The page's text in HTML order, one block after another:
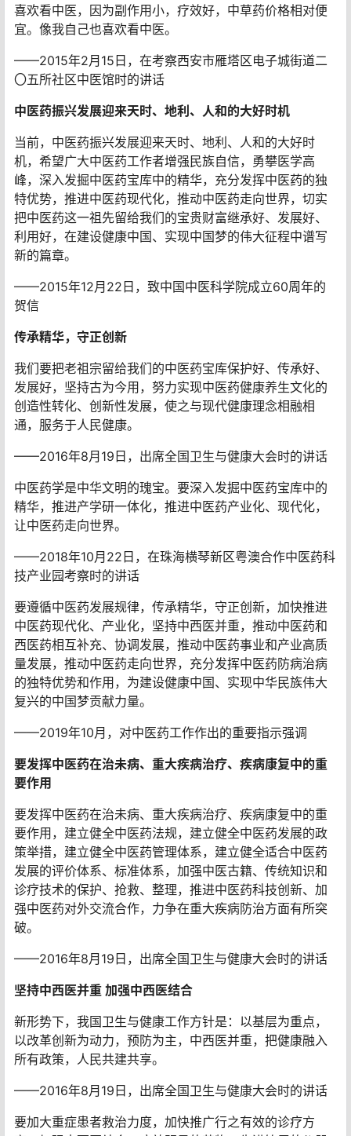
喜欢看中医，因为副作用小，疗效好，中草药价格相对便
宜。像我自己也喜欢看中医。
——2015年2月15日，在考察西安市雁塔区电子城街道二
〇五所社区中医馆时的讲话
中医药振兴发展迎来天时、地利、人和的大好时机
当前，中医药振兴发展迎来天时、地利、人和的大好时
机，希望广大中医药工作者增强民族自信，勇攀医学高
峰，深入发掘中医药宝库中的精华，充分发挥中医药的独
特优势，推进中医药现代化，推动中医药走向世界，切实
把中医药这一祖先留给我们的宝贵财富继承好、发展好、
利用好，在建设健康中国、实现中国梦的伟大征程中谱写
新的篇章。
——2015年12月22日，致中国中医科学院成立60周年的
贺信
传承精华，守正创新
我们要把老祖宗留给我们的中医药宝库保护好、传承好、
发展好，坚持古为今用，努力实现中医药健康养生文化的
创造性转化、创新性发展，使之与现代健康理念相融相
通，服务于人民健康。
——2016年8月19日，出席全国卫生与健康大会时的讲话
中医药学是中华文明的瑰宝。要深入发掘中医药宝库中的
精华，推进产学研一体化，推进中医药产业化、现代化，
让中医药走向世界。
——2018年10月22日，在珠海横琴新区粤澳合作中医药科
技产业园考察时的讲话
要遵循中医药发展规律，传承精华，守正创新，加快推进
中医药现代化、产业化，坚持中西医并重，推动中医药和
西医药相互补充、协调发展，推动中医药事业和产业高质
量发展，推动中医药走向世界，充分发挥中医药防病治病
的独特优势和作用，为建设健康中国、实现中华民族伟大
复兴的中国梦贡献力量。
——2019年10月，对中医药工作作出的重要指示强调
要发挥中医药在治未病、重大疾病治疗、疾病康复中的重
要作用
要发挥中医药在治未病、重大疾病治疗、疾病康复中的重
要作用，建立健全中医药法规，建立健全中医药发展的政
策举措，建立健全中医药管理体系，建立健全适合中医药
发展的评价体系、标准体系，加强中医古籍、传统知识和
诊疗技术的保护、抢救、整理，推进中医药科技创新、加
强中医药对外交流合作，力争在重大疾病防治方面有所突
破。
——2016年8月19日，出席全国卫生与健康大会时的讲话
坚持中西医并重 加强中西医结合
新形势下，我国卫生与健康工作方针是：以基层为重点，
以改革创新为动力，预防为主，中西医并重，把健康融入
所有政策，人民共建共享。
——2016年8月19日，出席全国卫生与健康大会时的讲话
要加大重症患者救治力度，加快推广行之有效的诊疗方